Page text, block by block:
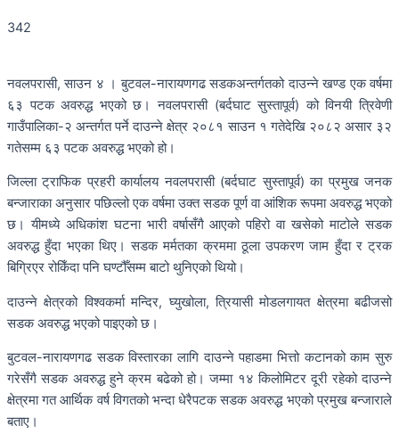
342
नवलपरासी, साउन ४ । बुटवल-नारायणगढ सडकअन्तर्गतको दाउन्ने खण्ड एक वर्षमा
६३ पटक अवरुद्ध भएको छ। नवलपरासी (बर्दघाट सुस्तापूर्व) को विनयी त्रिवेणी
गाउँपालिका-२ अन्तर्गत पर्ने दाउन्ने क्षेत्र २०८१ साउन १ गतेदेखि २०८२ असार ३२
गतेसम्म ६३ पटक अवरुद्ध भएको हो।
जिल्ला ट्राफिक प्रहरी कार्यालय नवलपरासी (बर्दघाट सुस्तापूर्व) का प्रमुख जनक
बन्जाराका अनुसार पछिल्लो एक वर्षमा उक्त सडक पूर्ण वा आंशिक रूपमा अवरुद्ध भएको
छ। यीमध्ये अधिकांश घटना भारी वर्षासँगै आएको पहिरो वा खसेको माटोले सडक
अवरुद्ध हुँदा भएका थिए। सडक मर्मतका क्रममा ठूला उपकरण जाम हुँदा र ट्रक
बिग्रिएर रोकिँदा पनि घण्टौँसम्म बाटो थुनिएको थियो।
दाउन्ने क्षेत्रको विश्वकर्मा मन्दिर, घ्युखोला, त्रियासी मोडलगायत क्षेत्रमा बढीजसो
सडक अवरुद्ध भएको पाइएको छ।
बुटवल-नारायणगढ सडक विस्तारका लागि दाउन्ने पहाडमा भित्तो कटानको काम सुरु
गरेसँगै सडक अवरुद्ध हुने क्रम बढेको हो। जम्मा १४ किलोमिटर दूरी रहेको दाउन्ने
क्षेत्रमा गत आर्थिक वर्ष विगतको भन्दा धेरैपटक सडक अवरुद्ध भएको प्रमुख बन्जाराले
बताए।